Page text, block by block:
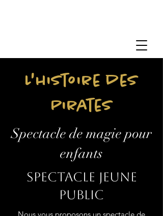
L'histoire des
Pirates
Spectacle de magie pour
enfants
Spectacle jeune
public